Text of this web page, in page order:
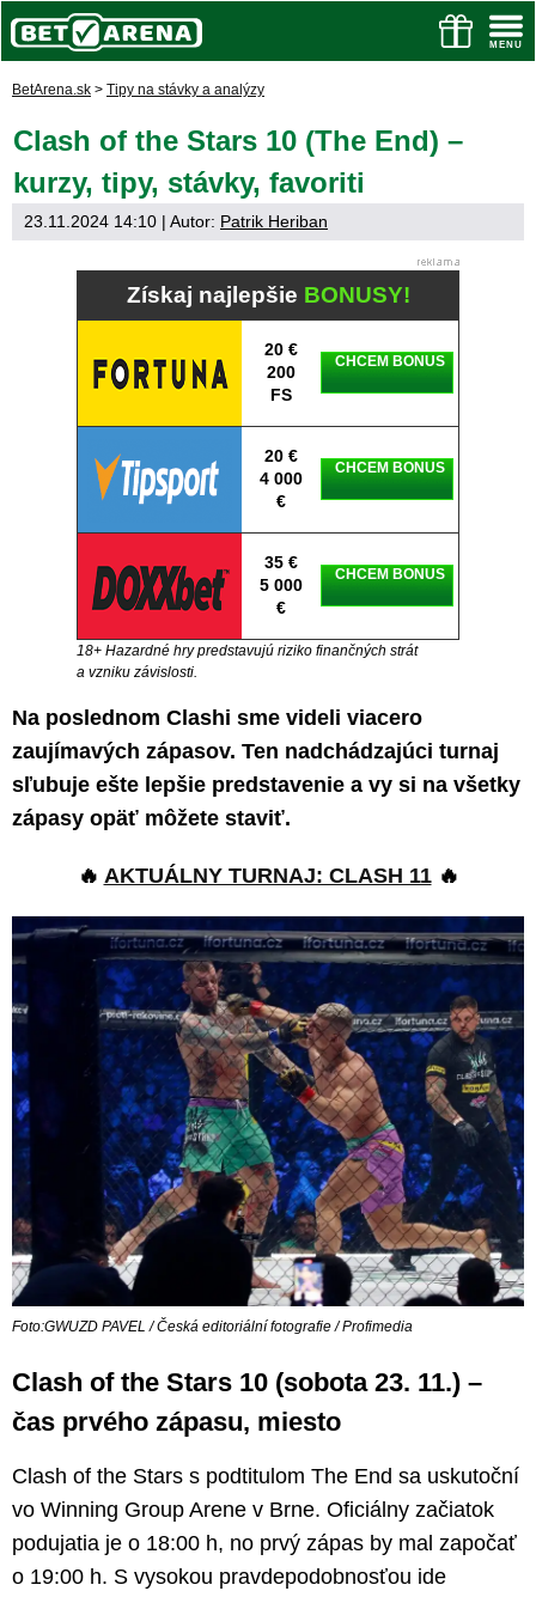
BetArena.sk > Tipy na stávky a analýzy
Clash of the Stars 10 (The End) –
kurzy, tipy, stávky, favoriti
23.11.2024 14:10 | Autor: Patrik Heriban
Získaj najlepšie BONUSY!
20 €
200
FS
CHCEM BONUS
20 €
4 000
€
CHCEM BONUS
35 €
5 000
€
CHCEM BONUS
18+ Hazardné hry predstavujú riziko finančných strát
a vzniku závislosti.
Na poslednom Clashi sme videli viacero
zaujímavých zápasov. Ten nadchádzajúci turnaj
sľubuje ešte lepšie predstavenie a vy si na všetky
zápasy opäť môžete staviť.
🔥 AKTUÁLNY TURNAJ: CLASH 11🔥
Foto:GWUZD PAVEL / Česká editoriální fotografie / Profimedia
Clash of the Stars 10 (sobota 23. 11.) –
čas prvého zápasu, miesto
Clash of the Stars s podtitulom The End sa uskutoční
vo Winning Group Arene v Brne. Oficiálny začiatok
podujatia je o 18:00 h, no prvý zápas by mal započať
o 19:00 h. S vysokou pravdepodobnosťou ide